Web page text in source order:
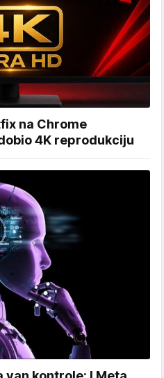
na Chrome
4K reprodukciju